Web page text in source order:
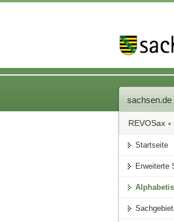
sachsen.de
REVOSax
Startseite
Erweiterte